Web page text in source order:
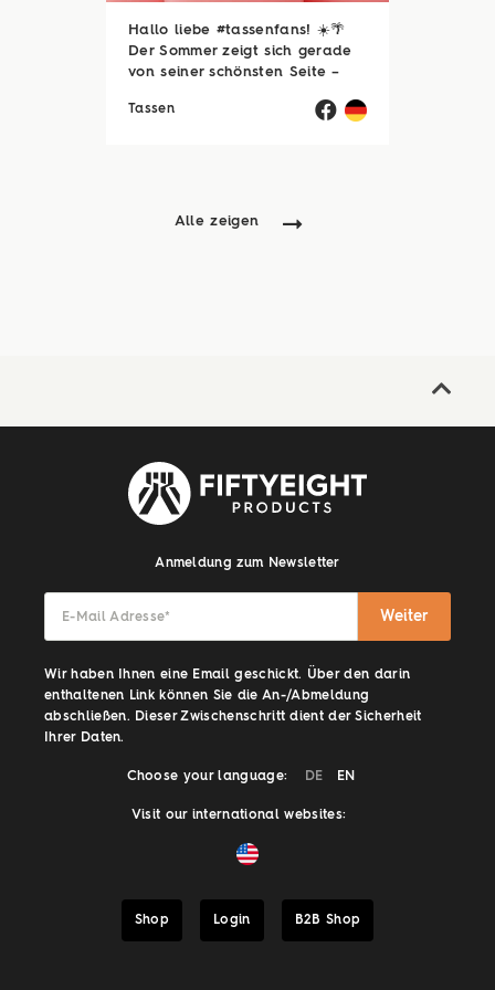
Hallo liebe #tassenfans! ☀️🌴
Der Sommer zeigt sich gerade
von seiner schönsten Seite –
einzelne Sonnenstunde! 😎☀️
Tassen
Alle zeigen
Anmeldung zum Newsletter
E-Mail Adresse* Weiter
Wir haben Ihnen eine Email geschickt. Über den darin
enthaltenen Link können Sie die An-/Abmeldung
abschließen. Dieser Zwischenschritt dient der Sicherheit
Ihrer Daten.
Choose your language: DE EN
Visit our international websites:
Shop Login B2B Shop